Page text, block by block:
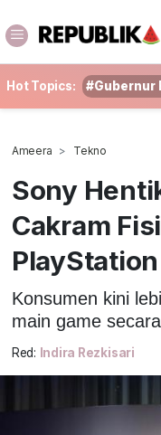
Hot Topics: #Gubernur
Ameera Tekno
Sony
Cakram
Konsumen kini
main game
Red: Indira Rezkisari